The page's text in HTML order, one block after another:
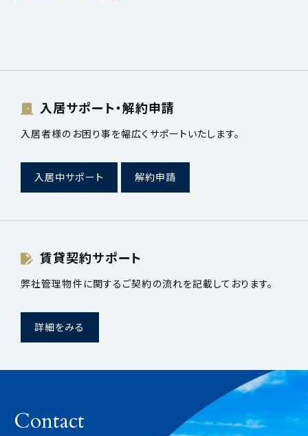
入居サポート・解約申請
入居者様のお困り事を幅広くサポートいたします。
入居中サポート 解約申請
賃貸契約サポート
弊社管理物件に関するご契約の流れを記載しております。
詳細をみる
Contact